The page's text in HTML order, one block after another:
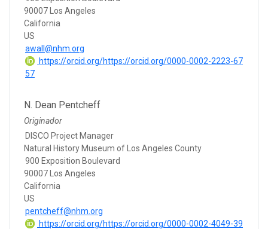
90007 Los Angeles
California
US
awall@nhm.org
https://orcid.org/https://orcid.org/0000-0002-2223-67
57
N. Dean Pentcheff
Originador
DISCO Project Manager
Natural History Museum of Los Angeles County
900 Exposition Boulevard
90007 Los Angeles
California
US
pentcheff@nhm.org
https://orcid.org/https://orcid.org/0000-0002-4049-39